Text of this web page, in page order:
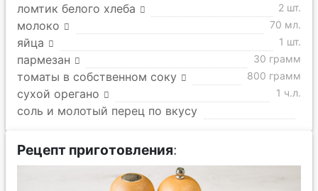
ломтик белого хлеба 2 шт.
молоко 70 мл.
яйца 1 шт.
пармезан 30 грамм
томаты в собственном соку 800 грамм
сухой орегано 1 ч.л.
соль и молотый перец по вкусу
Рецепт приготовления: